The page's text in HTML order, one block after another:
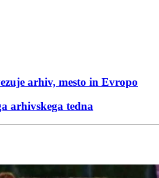
arhiv, mesto in Evropo
arhivskega tedna